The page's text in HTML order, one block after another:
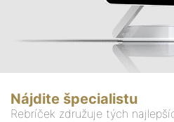
Nájdite špecialistu
Rebríček združuje tých